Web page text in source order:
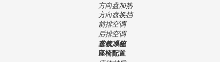
方向盘加热
方向盘换挡
前排空调
后排空调
香氛系统
空气净化
车载冰箱
座椅配置